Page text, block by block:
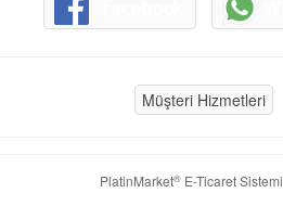
Müşteri Hizmetleri
PlatinMarket®E-Ticaret Sistemi